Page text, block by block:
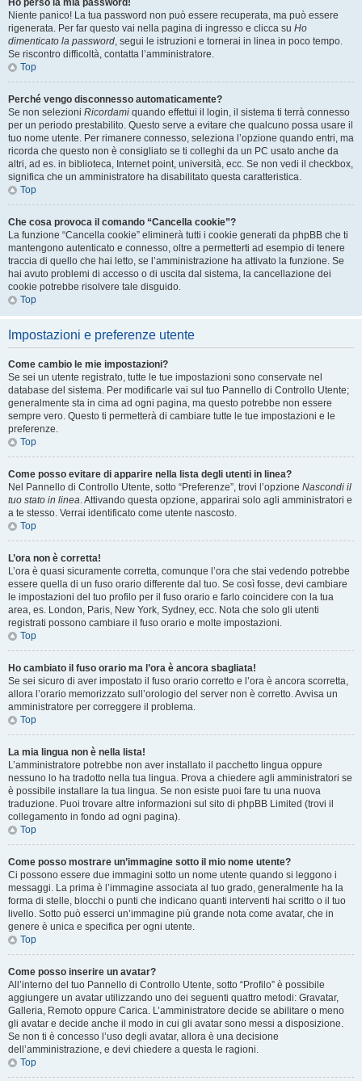
Ho perso la mia password!
Niente panico! La tua password non può essere recuperata, ma può essere
rigenerata. Per far questo vai nella pagina di ingresso e clicca su Ho
dimenticato la password, segui le istruzioni e tornerai in linea in poco tempo.
Se riscontro difficoltà, contatta l’amministratore.
Top
Perché vengo disconnesso automaticamente?
Se non selezioni Ricordami quando effettui il login, il sistema ti terrà connesso
per un periodo prestabilito. Questo serve a evitare che qualcuno possa usare il
tuo nome utente. Per rimanere connesso, seleziona l’opzione quando entri, ma
ricorda che questo non è consigliato se ti colleghi da un PC usato anche da
altri, ad es. in biblioteca, Internet point, università, ecc. Se non vedi il checkbox,
significa che un amministratore ha disabilitato questa caratteristica.
Top
Che cosa provoca il comando “Cancella cookie”?
La funzione “Cancella cookie” eliminerà tutti i cookie generati da phpBB che ti
mantengono autenticato e connesso, oltre a permetterti ad esempio di tenere
traccia di quello che hai letto, se l’amministrazione ha attivato la funzione. Se
hai avuto problemi di accesso o di uscita dal sistema, la cancellazione dei
cookie potrebbe risolvere tale disguido.
Top
Impostazioni e preferenze utente
Come cambio le mie impostazioni?
Se sei un utente registrato, tutte le tue impostazioni sono conservate nel
database del sistema. Per modificarle vai sul tuo Pannello di Controllo Utente;
generalmente sta in cima ad ogni pagina, ma questo potrebbe non essere
sempre vero. Questo ti permetterà di cambiare tutte le tue impostazioni e le
preferenze.
Top
Come posso evitare di apparire nella lista degli utenti in linea?
Nel Pannello di Controllo Utente, sotto “Preferenze”, trovi l’opzione Nascondi il
tuo stato in linea. Attivando questa opzione, apparirai solo agli amministratori e
a te stesso. Verrai identificato come utente nascosto.
Top
L’ora non è corretta!
L’ora è quasi sicuramente corretta, comunque l’ora che stai vedendo potrebbe
essere quella di un fuso orario differente dal tuo. Se così fosse, devi cambiare
le impostazioni del tuo profilo per il fuso orario e farlo coincidere con la tua
area, es. London, Paris, New York, Sydney, ecc. Nota che solo gli utenti
registrati possono cambiare il fuso orario e molte impostazioni.
Top
Ho cambiato il fuso orario ma l’ora è ancora sbagliata!
Se sei sicuro di aver impostato il fuso orario corretto e l’ora è ancora scorretta,
allora l’orario memorizzato sull’orologio del server non è corretto. Avvisa un
amministratore per correggere il problema.
Top
La mia lingua non è nella lista!
L’amministratore potrebbe non aver installato il pacchetto lingua oppure
nessuno lo ha tradotto nella tua lingua. Prova a chiedere agli amministratori se
è possibile installare la tua lingua. Se non esiste puoi fare tu una nuova
traduzione. Puoi trovare altre informazioni sul sito di phpBB Limited (trovi il
collegamento in fondo ad ogni pagina).
Top
Come posso mostrare un’immagine sotto il mio nome utente?
Ci possono essere due immagini sotto un nome utente quando si leggono i
messaggi. La prima è l’immagine associata al tuo grado, generalmente ha la
forma di stelle, blocchi o punti che indicano quanti interventi hai scritto o il tuo
livello. Sotto può esserci un’immagine più grande nota come avatar, che in
genere è unica e specifica per ogni utente.
Top
Come posso inserire un avatar?
All’interno del tuo Pannello di Controllo Utente, sotto “Profilo” è possibile
aggiungere un avatar utilizzando uno dei seguenti quattro metodi: Gravatar,
Galleria, Remoto oppure Carica. L’amministratore decide se abilitare o meno
gli avatar e decide anche il modo in cui gli avatar sono messi a disposizione.
Se non ti è concesso l’uso degli avatar, allora è una decisione
dell’amministrazione, e devi chiedere a questa le ragioni.
Top